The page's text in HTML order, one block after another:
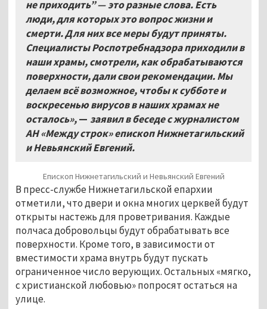
не приходить” —это разные слова. Есть
люди, для которых это вопрос жизни и
смерти. Для них все меры будут приняты.
Специалисты Роспотребнадзора приходили в
наши храмы, смотрели, как обрабатываются
поверхности, дали свои рекомендации. Мы
делаем всё возможное, чтобы к субботе и
воскресенью вирусов в наших храмах не
осталось»,— заявил в беседе с журналистом
АН «Между строк» епископ Нижнетагильский
и Невьянский Евгений.
Епископ Нижнетагильский и Невьянский Евгений
В пресс-службе Нижнетагильской епархии
отметили, что двери и окна многих церквей будут
открыты настежь для проветривания. Каждые
полчаса добровольцы будут обрабатывать все
поверхности. Кроме того, в зависимости от
вместимости храма внутрь будут пускать
ограниченное число верующих. Остальных «мягко,
с христианской любовью» попросят остаться на
улице.